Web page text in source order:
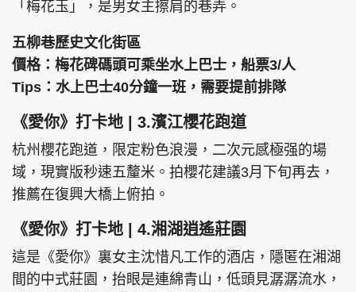
「梅花玉」，是男女主擦肩的巷弄。
五柳巷歷史文化街區
價格：梅花碑碼頭可乘坐水上巴士，船票3/人
Tips：水上巴士40分鐘一班，需要提前排隊
《愛你》打卡地 | 3.濱江櫻花跑道
杭州櫻花跑道，限定粉色浪漫，二次元感極强的場
域，現實版秒速五釐米。拍櫻花建議3月下旬再去，
推薦在復興大橋上俯拍。
《愛你》打卡地 | 4.湘湖逍遙莊園
這是《愛你》裏女主沈惜凡工作的酒店，隱匿在湘湖
間的中式莊園，抬眼是連綿青山，低頭見潺潺流水，